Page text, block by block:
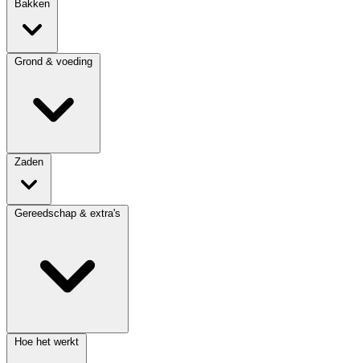
Bakken
Grond & voeding
Zaden
Gereedschap & extra's
Hoe het werkt